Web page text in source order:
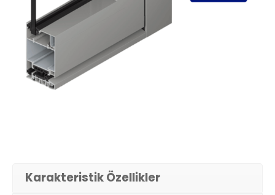
Karakteristik Özellikler